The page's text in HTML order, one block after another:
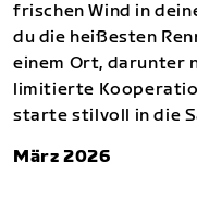
frischen Wind in
du die heißesten
einem Ort, darunter
limitierte
starte stilvoll in die
März 2026